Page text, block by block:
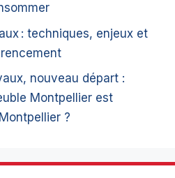
: techniques, enjeux et
nouveau départ :
Montpellier est
?